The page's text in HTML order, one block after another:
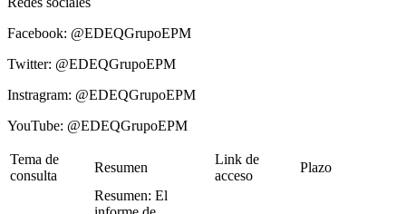
Facebook: @EDEQGrupoEPM
Twitter: @EDEQGrupoEPM
Instragram: @EDEQGrupoEPM
YouTube: @EDEQGrupoEPM
Tema de
consulta
Resumen
Link de
acceso
Plazo
Resumen: El